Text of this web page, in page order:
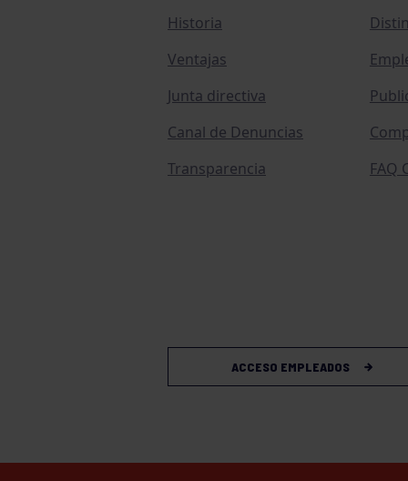
Historia
Ventajas
Junta directiva
Canal de Denuncias
Transparencia
FAQ
ACCESO EMPLEADOS